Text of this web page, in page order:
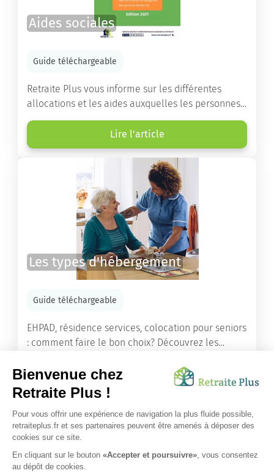
Aides sociales
Guide téléchargeable
Retraite Plus vous informe sur les différentes
allocations et les aides auxquelles les personnes
âgées ont droit pour financer un séjour en maison
de retraite ou un maintien à domicile.
Lire l'article
Les types d'hébergement
Guide téléchargeable
EHPAD, résidence services, colocation pour seniors
: comment faire le bon choix? Découvrez les
ainés.
Lire l'article
Vous avez besoin d’une aide de nos équipes ?
Obtenir les tarifs & disponibilités